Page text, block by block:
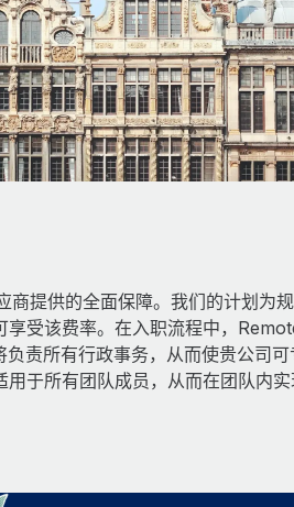
提供的全面保障。我们的计划为
受该费率。在入职流程中，
责所有行政事务，从而使贵公司可
于所有团队成员，从而在团队内